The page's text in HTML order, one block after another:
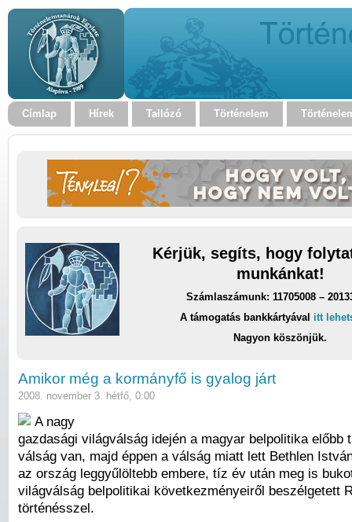
Címlap Hírek Tallózó Történelem
Kérjük, segíts, hogy
munkánkat!
Számlaszámunk: 11705008 –
A támogatás bankkártyával itt
Nagyon köszönjük.
Amikor még a kormányfő is gyalog járt
2008. november 3. hétfő, 0:00
A nagy
gazdasági világválság idején a magyar belpolitika előbb
válság van, majd éppen a válság miatt lett Bethlen
az ország leggyűlöltebb embere, tíz év után meg is
világválság belpolitikai következményeiről beszélgetett
történésszel.